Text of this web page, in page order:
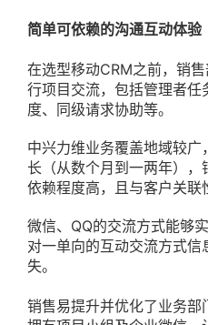
简单可依赖的沟通互动体验
在选型移动CRM之前，销
行项目交流，包括管理者
度、同级请求协助等。
中兴力维业务覆盖地域较
长（从数个月到一两年）
依赖程度高，且与客户关联
微信、QQ的交流方式能够
对一单向的互动交流方式
失。
销售易提升并优化了业务